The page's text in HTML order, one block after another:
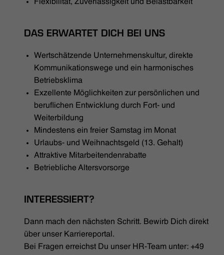
Flexibilität, Zuverlässigkeit und Belastbarkeit
DAS ERWARTET DICH BEI UNS
Wertschätzende Unternehmenskultur, direkte
Kommunikationswege und ein harmonisches
Betriebsklima
Exzellente Möglichkeiten zur persönlichen und
beruflichen Entwicklung durch Fort- und
Weiterbildung
Mindestens ein freier Samstag im Monat
Urlaubs- und Weihnachtsgeld (13. Gehalt)
Attraktive Mitarbeitendenrabatte
Betriebliche Altersvorsorge
INTERESSIERT?
Dann mach den nächsten Schritt. Bewirb Dich direkt
über unser Karriereportal.
Bei Fragen erreichst Du unser HR-Team unter: +49